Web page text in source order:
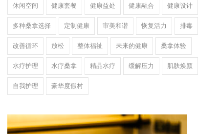
休闲空间 健康套餐 健康益处 健康融合 健康设计
多种桑拿选择 定制健康 审美和谐 恢复活力 排毒
改善循环 放松 整体福祉 未来的健康 桑拿体验
水疗护理 水疗桑拿 精品水疗 缓解压力 肌肤焕颜
自我护理 豪华度假村